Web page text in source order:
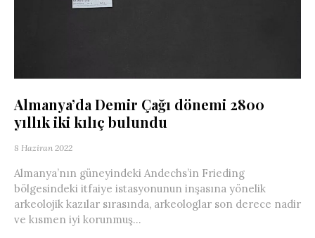
Almanya’da Demir Çağı dönemi 2800
yıllık iki kılıç bulundu
8 Haziran 2022
Almanya’nın güneyindeki Andechs’in Frieding
bölgesindeki itfaiye istasyonunun inşasına yönelik
arkeolojik kazılar sırasında, arkeologlar son derece nadir
ve kısmen iyi korunmuş...